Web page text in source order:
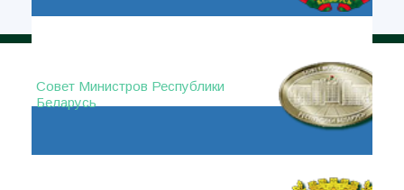
Совет Министров Республики
Беларусь